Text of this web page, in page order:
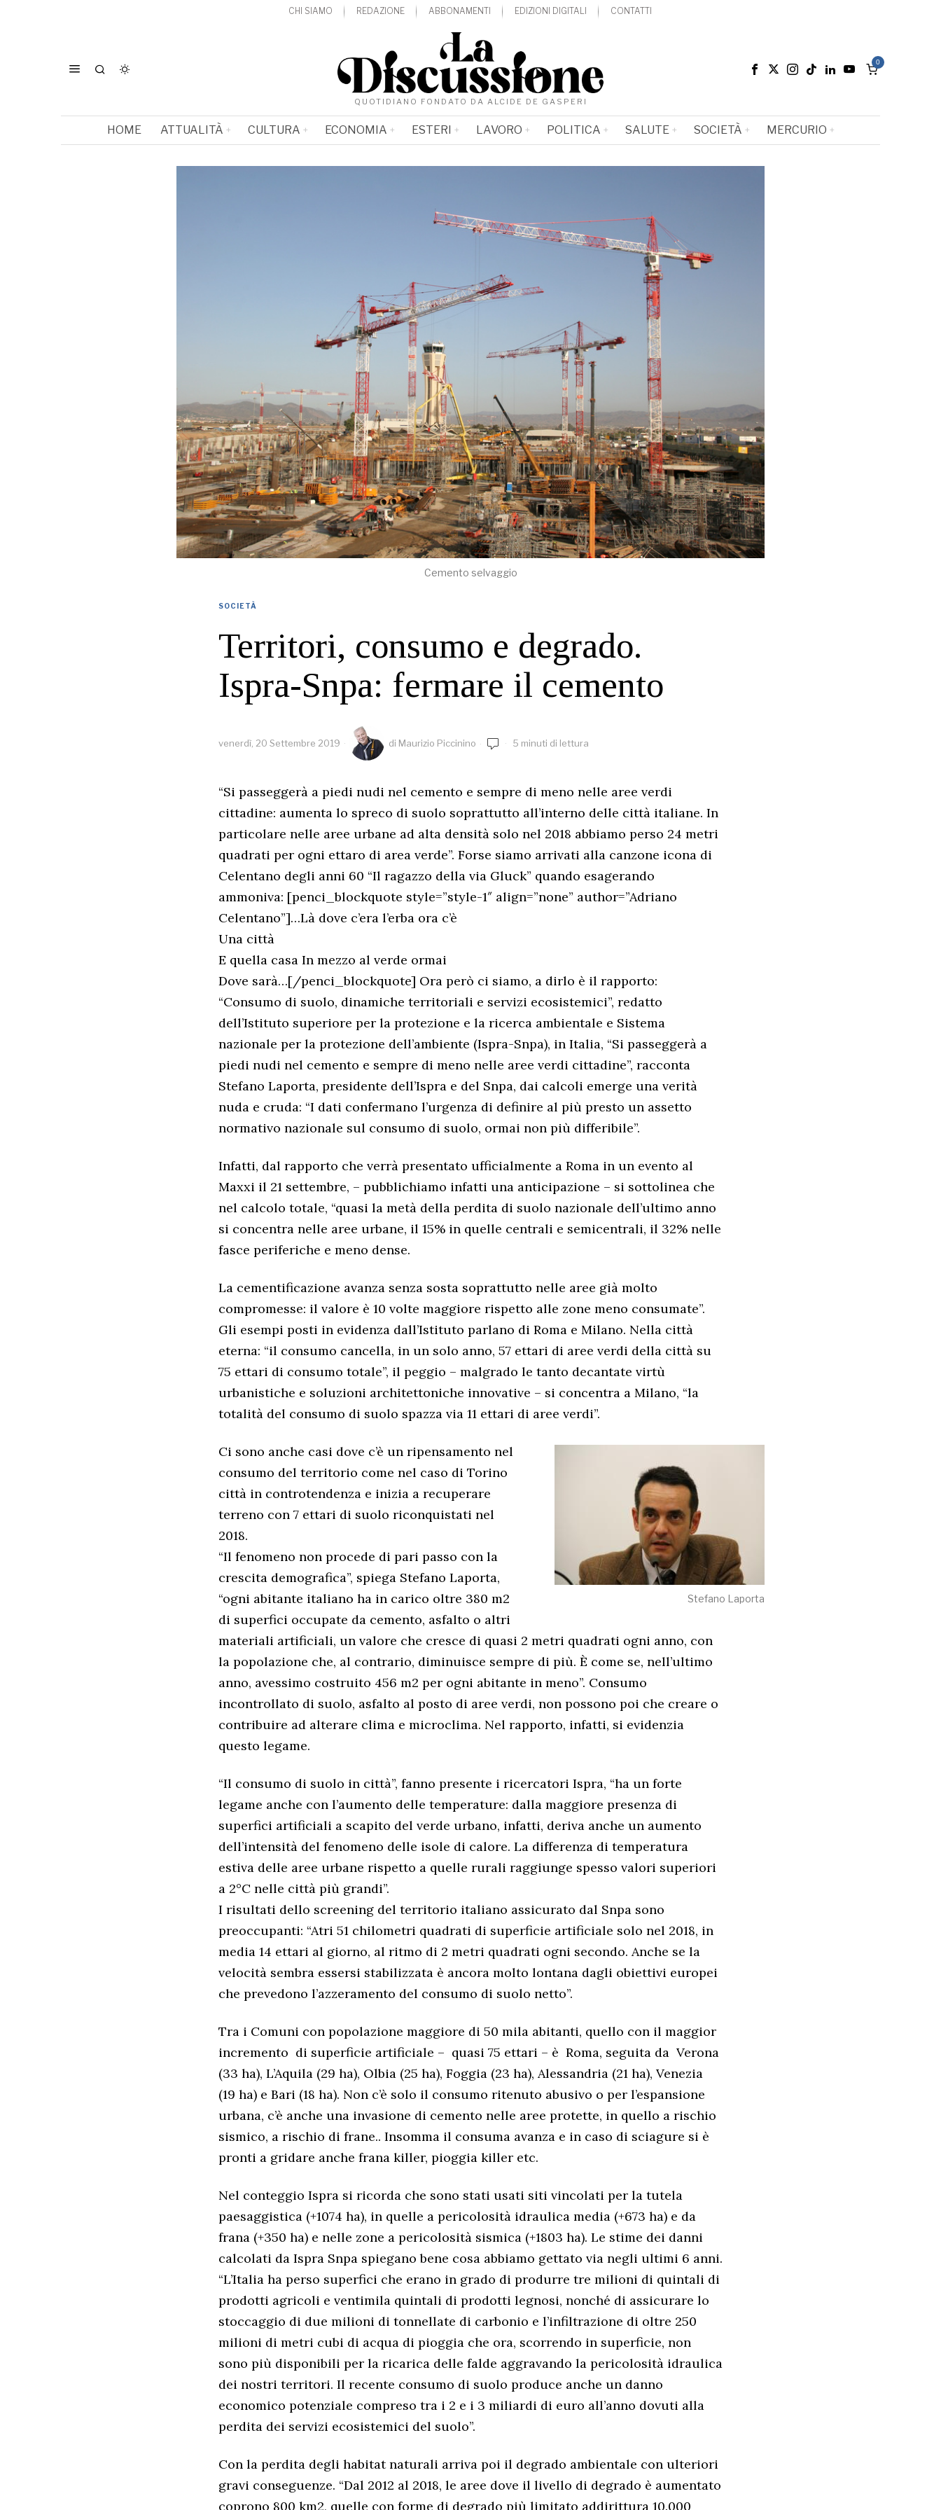
CHI SIAMO REDAZIONE ABBONAMENTI EDIZIONI DIGITALI CONTATTI
QUOTIDIANO FONDATO DA ALCIDE DE GASPERI
0
HOME ATTUALITÀ CULTURA ECONOMIA ESTERI LAVORO POLITICA SALUTE SOCIETÀ MERCURIO
Cemento selvaggio
SOCIETÀ
Territori, consumo e degrado.
Ispra-Snpa: fermare il cemento
venerdì, 20 Settembre 2019 di Maurizio Piccinino 5 minuti di lettura
“Si passeggerà a piedi nudi nel cemento e sempre di meno nelle aree verdi
cittadine: aumenta lo spreco di suolo soprattutto all’interno delle città italiane. In
particolare nelle aree urbane ad alta densità solo nel 2018 abbiamo perso 24 metri
quadrati per ogni ettaro di area verde”. Forse siamo arrivati alla canzone icona di
Celentano degli anni 60 “Il ragazzo della via Gluck” quando esagerando
ammoniva: [penci_blockquote style=”style-1″ align=”none” author=”Adriano
Celentano”]…Là dove c’era l’erba ora c’è
Una città
E quella casa In mezzo al verde ormai
Dove sarà…[/penci_blockquote] Ora però ci siamo, a dirlo è il rapporto:
“Consumo di suolo, dinamiche territoriali e servizi ecosistemici”, redatto
dell’Istituto superiore per la protezione e la ricerca ambientale e Sistema
nazionale per la protezione dell’ambiente (Ispra-Snpa), in Italia, “Si passeggerà a
piedi nudi nel cemento e sempre di meno nelle aree verdi cittadine”, racconta
Stefano Laporta, presidente dell’Ispra e del Snpa, dai calcoli emerge una verità
nuda e cruda: “I dati confermano l’urgenza di definire al più presto un assetto
normativo nazionale sul consumo di suolo, ormai non più differibile”.
Infatti, dal rapporto che verrà presentato ufficialmente a Roma in un evento al
Maxxi il 21 settembre, – pubblichiamo infatti una anticipazione – si sottolinea che
nel calcolo totale, “quasi la metà della perdita di suolo nazionale dell’ultimo anno
si concentra nelle aree urbane, il 15% in quelle centrali e semicentrali, il 32% nelle
fasce periferiche e meno dense.
La cementificazione avanza senza sosta soprattutto nelle aree già molto
compromesse: il valore è 10 volte maggiore rispetto alle zone meno consumate”.
Gli esempi posti in evidenza dall’Istituto parlano di Roma e Milano. Nella città
eterna: “il consumo cancella, in un solo anno, 57 ettari di aree verdi della città su
75 ettari di consumo totale”, il peggio – malgrado le tanto decantate virtù
urbanistiche e soluzioni architettoniche innovative – si concentra a Milano, “la
totalità del consumo di suolo spazza via 11 ettari di aree verdi”.
Stefano Laporta
Ci sono anche casi dove c’è un ripensamento nel
consumo del territorio come nel caso di Torino
città in controtendenza e inizia a recuperare
terreno con 7 ettari di suolo riconquistati nel
2018.
“Il fenomeno non procede di pari passo con la
crescita demografica”, spiega Stefano Laporta,
“ogni abitante italiano ha in carico oltre 380 m2
di superfici occupate da cemento, asfalto o altri
materiali artificiali, un valore che cresce di quasi 2 metri quadrati ogni anno, con
la popolazione che, al contrario, diminuisce sempre di più. È come se, nell’ultimo
anno, avessimo costruito 456 m2 per ogni abitante in meno”. Consumo
incontrollato di suolo, asfalto al posto di aree verdi, non possono poi che creare o
contribuire ad alterare clima e microclima. Nel rapporto, infatti, si evidenzia
questo legame.
“Il consumo di suolo in città”, fanno presente i ricercatori Ispra, “ha un forte
legame anche con l’aumento delle temperature: dalla maggiore presenza di
superfici artificiali a scapito del verde urbano, infatti, deriva anche un aumento
dell’intensità del fenomeno delle isole di calore. La differenza di temperatura
estiva delle aree urbane rispetto a quelle rurali raggiunge spesso valori superiori
a 2°C nelle città più grandi”.
I risultati dello screening del territorio italiano assicurato dal Snpa sono
preoccupanti: “Atri 51 chilometri quadrati di superficie artificiale solo nel 2018, in
media 14 ettari al giorno, al ritmo di 2 metri quadrati ogni secondo. Anche se la
velocità sembra essersi stabilizzata è ancora molto lontana dagli obiettivi europei
che prevedono l’azzeramento del consumo di suolo netto”.
Tra i Comuni con popolazione maggiore di 50 mila abitanti, quello con il maggior
incremento di superficie artificiale – quasi 75 ettari – è Roma, seguita da Verona
(33 ha), L’Aquila (29 ha), Olbia (25 ha), Foggia (23 ha), Alessandria (21 ha), Venezia
(19 ha) e Bari (18 ha). Non c’è solo il consumo ritenuto abusivo o per l’espansione
urbana, c’è anche una invasione di cemento nelle aree protette, in quello a rischio
sismico, a rischio di frane.. Insomma il consuma avanza e in caso di sciagure si è
pronti a gridare anche frana killer, pioggia killer etc.
Nel conteggio Ispra si ricorda che sono stati usati siti vincolati per la tutela
paesaggistica (+1074 ha), in quelle a pericolosità idraulica media (+673 ha) e da
frana (+350 ha) e nelle zone a pericolosità sismica (+1803 ha). Le stime dei danni
calcolati da Ispra Snpa spiegano bene cosa abbiamo gettato via negli ultimi 6 anni.
“L’Italia ha perso superfici che erano in grado di produrre tre milioni di quintali di
prodotti agricoli e ventimila quintali di prodotti legnosi, nonché di assicurare lo
stoccaggio di due milioni di tonnellate di carbonio e l’infiltrazione di oltre 250
milioni di metri cubi di acqua di pioggia che ora, scorrendo in superficie, non
sono più disponibili per la ricarica delle falde aggravando la pericolosità idraulica
dei nostri territori. Il recente consumo di suolo produce anche un danno
economico potenziale compreso tra i 2 e i 3 miliardi di euro all’anno dovuti alla
perdita dei servizi ecosistemici del suolo”.
Con la perdita degli habitat naturali arriva poi il degrado ambientale con ulteriori
gravi conseguenze. “Dal 2012 al 2018, le aree dove il livello di degrado è aumentato
coprono 800 km2, quelle con forme di degrado più limitato addirittura 10.000